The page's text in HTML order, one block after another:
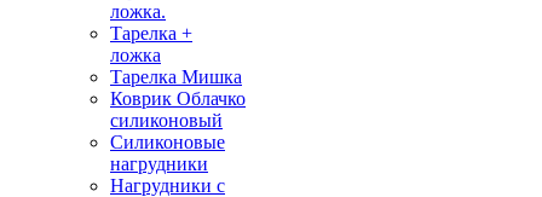
ложка.
Тарелка +
ложка
Тарелка Мишка
Коврик Облачко
силиконовый
Силиконовые
нагрудники
Нагрудники с